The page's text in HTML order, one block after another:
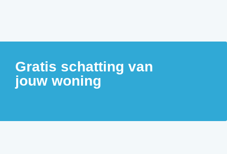
Gratis schatting van
jouw woning